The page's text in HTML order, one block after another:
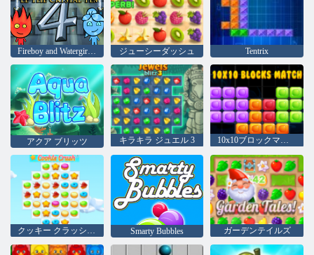
Fireboy and Watergirl 4：クリスタル寺院 ジューシーダッシュ Tentrix
アクア ブリッツ キラキラ ジュエル 3 10x10ブロックマッチ
クッキー クラッシュ 3 Smarty Bubbles ガーデンテイルズ